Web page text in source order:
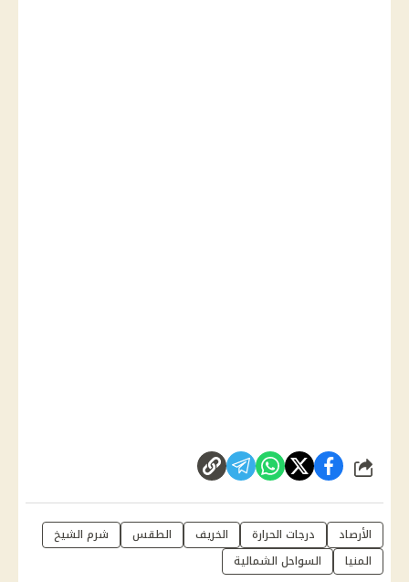
شارك
الأرصاد درجات الحرارة الخريف الطقس
شرم الشيخ
المنيا
السواحل الشمالية